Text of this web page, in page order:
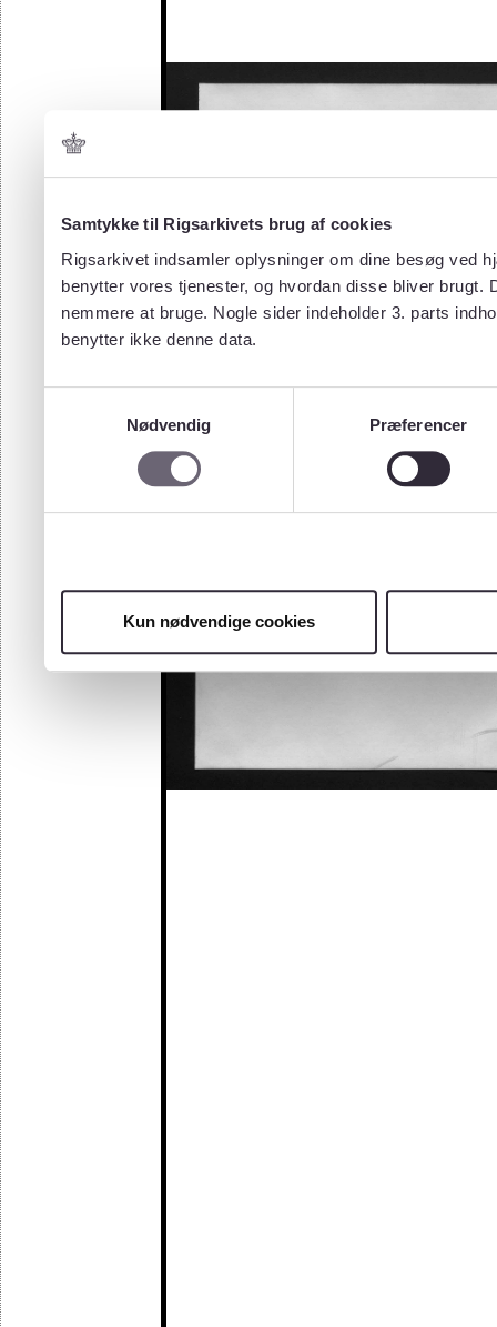
Samtykke til Rigsarkivets brug af cookies
Rigsarkivet indsamler oplysninger om dine besøg ved
benytter vores tjenester, og hvordan disse bliver
nemmere at bruge. Nogle sider indeholder 3. parts
benytter ikke denne data.
Nødvendig
Præferencer
Kun nødvendige cookies